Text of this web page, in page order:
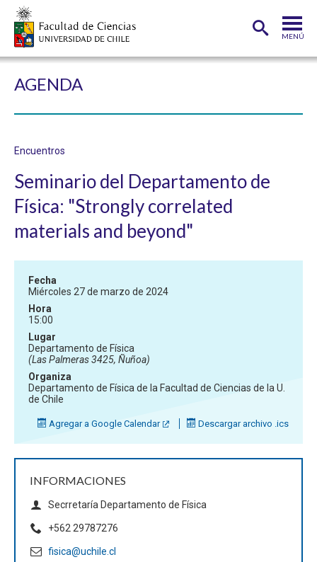
MENÚ
POSTGRADOS
INVESTIGACIÓN
ESTUDIANTES
FUNCIONARIOS
AGENDA
Encuentros
Seminario del Departamento de
Física: "Strongly correlated
materials and beyond"
INFORMACIONES
Secrretaría Departamento de Física
+562 29787276
fisica@uchile.cl
Fecha
Miércoles 27 de marzo de 2024
Hora
15:00
Lugar
Departamento de Física
(Las Palmeras 3425, Ñuñoa)
Organiza
Departamento de Física de la Facultad de Ciencias de la U.
de Chile
Agregar a Google Calendar Descargar archivo .ics